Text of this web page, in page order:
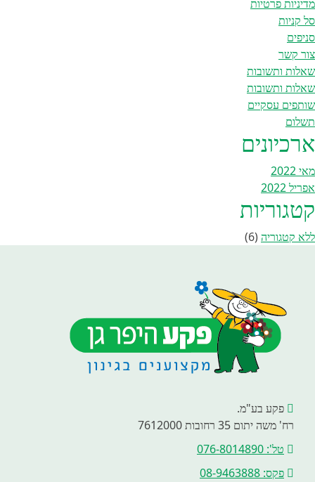
מדיניות פרטיות
סל קניות
סניפים
צור קשר
שאלות ותשובות
שאלות ותשובות
שותפים עסקיים
תשלום
ארכיונים
מאי 2022
אפריל 2022
קטגוריות
ללא קטגוריה(6)
פקע בע"מ.
רח' משה יתום 35 רחובות 7612000
טל': 076-8014890
פקס: 08-9463888